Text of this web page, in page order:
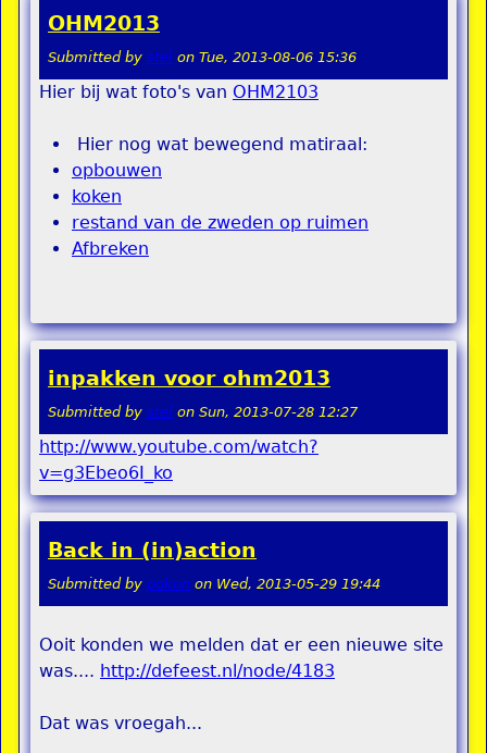
OHM2013
Submitted by stel on Tue, 2013-08-06 15:36
Hier bij wat foto's van OHM2103
Hier nog wat bewegend matiraal:
opbouwen
koken
restand van de zweden op ruimen
Afbreken
inpakken voor ohm2013
Submitted by stel on Sun, 2013-07-28 12:27
http://www.youtube.com/watch?
v=g3Ebeo6I_ko
Back in (in)action
Submitted by pokon on Wed, 2013-05-29 19:44
Ooit konden we melden dat er een nieuwe site
was.... http://defeest.nl/node/4183
Dat was vroegah...